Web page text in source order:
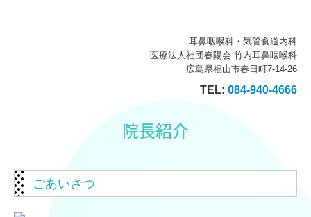
施設基準
耳鼻咽喉科・気管食道内科
医療法人社団春陽会 竹内耳鼻咽喉科
広島県福山市春日町7-14-26
TEL: 084-940-4666
院長紹介
ごあいさつ